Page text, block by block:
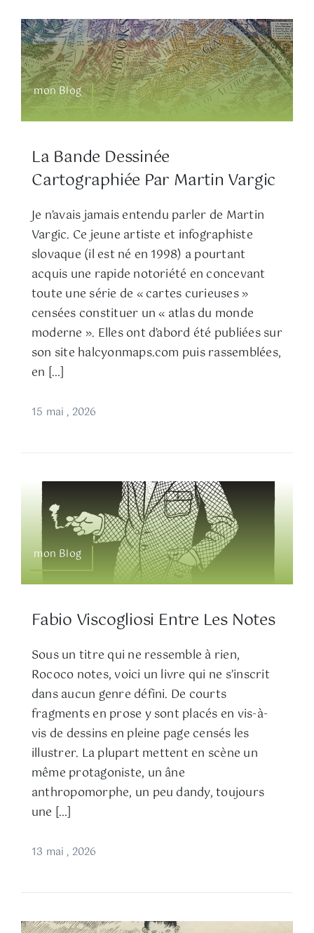
mon Blog
La Bande Dessinée
Cartographiée Par Martin Vargic
Je n’avais jamais entendu parler de Martin
Vargic. Ce jeune artiste et infographiste
slovaque (il est né en 1998) a pourtant
acquis une rapide notoriété en concevant
toute une série de « cartes curieuses »
censées constituer un « atlas du monde
moderne ». Elles ont d’abord été publiées sur
son site halcyonmaps.com puis rassemblées,
en […]
15 mai , 2026
mon Blog
Fabio Viscogliosi Entre Les Notes
Sous un titre qui ne ressemble à rien,
Rococo notes, voici un livre qui ne s’inscrit
dans aucun genre défini. De courts
fragments en prose y sont placés en vis-à-
vis de dessins en pleine page censés les
illustrer. La plupart mettent en scène un
même protagoniste, un âne
anthropomorphe, un peu dandy, toujours
une […]
13 mai , 2026